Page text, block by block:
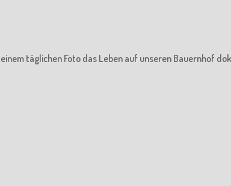
täglichen Foto das Leben auf unseren Bauernhof